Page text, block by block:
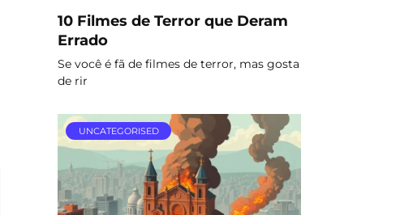
10 Filmes de Terror que Deram
Errado
Se você é fã de filmes de terror, mas gosta
de rir
UNCATEGORISED